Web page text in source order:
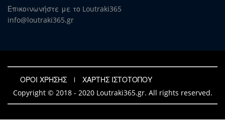
Επικοινωνήστε με το Loutraki365
info@loutraki365.gr
ΟΡΟΙ ΧΡΗΣΗΣ
ΧΑΡΤΗΣ ΙΣΤΟΤΟΠΟΥ
Copyright © 2018 - 2020 Loutraki365.gr. All rights reserved.